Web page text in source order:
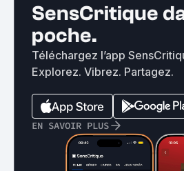
SensCritique
poche.
Téléchargez l’app
Explorez. Vibrez. Partagez.
EN SAVOIR PLUS